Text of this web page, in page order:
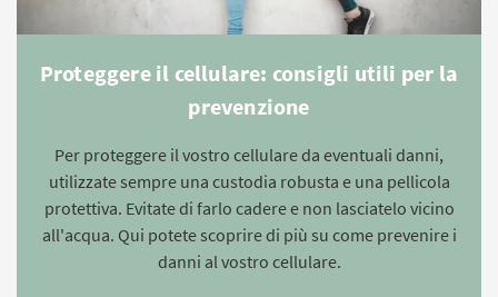
Proteggere il cellulare: consigli utili per la
prevenzione
Per proteggere il vostro cellulare da eventuali danni,
utilizzate sempre una custodia robusta e una pellicola
protettiva. Evitate di farlo cadere e non lasciatelo vicino
all'acqua. Qui potete scoprire di più su come prevenire i
danni al vostro cellulare.